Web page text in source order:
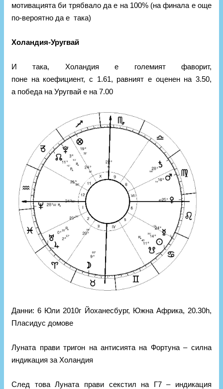
мотивацията би трябвало да е на 100% (на финала е още
по-вероятно да е така)
Холандия-Уругвай
И така, Холандия е големият фаворит,
поне на коефициент, с 1.61, равният е оценен на 3.50,
а победа на Уругвай е на 7.00
Данни: 6 Юли 2010г Йоханесбург, Южна Африка, 20.30h,
Пласидус домове
Луната прави тригон на антисията на Фортуна – силна
индикация за Холандия
След това Луната прави секстил на Г7 – индикация